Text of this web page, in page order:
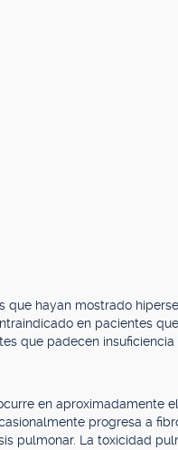
que hayan mostrado
en pacientes
que padecen insuficiencia
en aproximadamente
progresa a
pulmonar. La toxicidad